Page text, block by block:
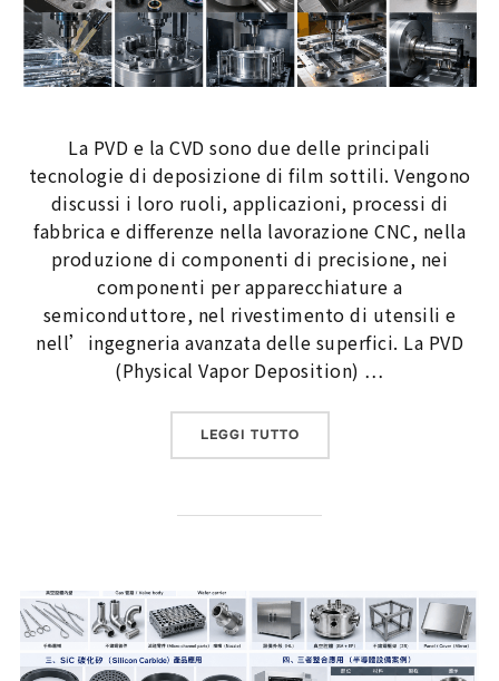
La PVD e la CVD sono due delle principali
tecnologie di deposizione di film sottili. Vengono
discussi i loro ruoli, applicazioni, processi di
fabbrica e differenze nella lavorazione CNC, nella
produzione di componenti di precisione, nei
componenti per apparecchiature a
semiconduttore, nel rivestimento di utensili e
nell’ingegneria avanzata delle superfici. La PVD
(Physical Vapor Deposition) …
LEGGI TUTTO“LA PVD E LA CVD SONO